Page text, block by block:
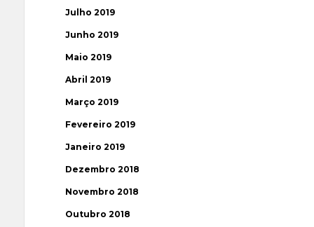
Julho 2019
Junho 2019
Maio 2019
Abril 2019
Março 2019
Fevereiro 2019
Janeiro 2019
Dezembro 2018
Novembro 2018
Outubro 2018